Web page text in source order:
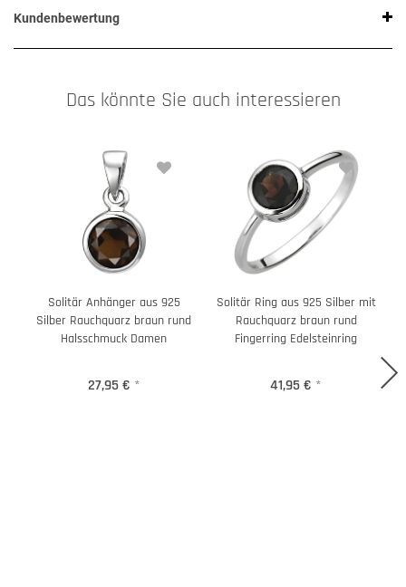
Kundenbewertung
Das könnte Sie auch interessieren
Solitär Anhänger aus 925
Silber Rauchquarz braun rund
Halsschmuck Damen
27,95 € *
Solitär Ring aus 925 Silber mit
Rauchquarz braun rund
Fingerring Edelsteinring
41,95 € *